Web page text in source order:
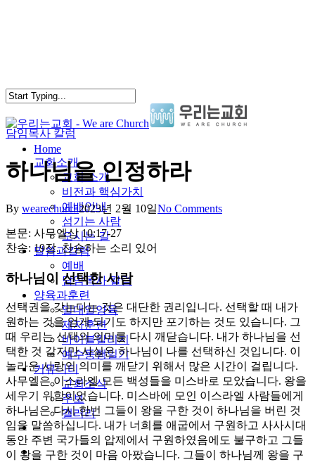
search
Menu
Home
교회소개
교회 소개
비전과 핵심가치
예배안내
섬기는 사람
오시는 길
말씀과칼럼
예배
담임목사 칼럼
양육과훈련
일대일양육
제자훈련
바이블칼리지
예수동행일기
커뮤니티
교회소식
주보
갤러리
youtube
soundcloud
search
담임목사 칼럼
하나님을 인정하라
By wearechurch2023년 2월 10일No Comments
본문: 사무엘상 10:17-27
찬송: 19장. 찬송하는 소리 있어
하나님이 선택한 사람
선택권을 갖는다는 것은 대단한 권리입니다. 선택할 때 내가
원하는 것을 얻게 되기도 하지만 포기하는 것도 있습니다. 그
때 우리는 선택의 의미를 다시 깨닫습니다. 내가 하나님을 선
택한 것 같지만 사실은 하나님이 나를 선택하신 것입니다. 이
놀라운 사랑의 의미를 깨닫기 위해서 많은 시간이 걸립니다.
사무엘은 이스라엘 모든 백성들을 미스바로 모았습니다. 왕을
세우기 위함이었습니다. 미스바에 모인 이스라엘 사람들에게
하나님은 다시 한번 그들이 왕을 구한 것이 하나님을 버린 것
임을 말씀하십니다. 내가 너희를 애굽에서 구원하고 사사시대
동안 주변 국가들의 압제에서 구원하였음에도 불구하고 그들
이 왕을 구한 것이 마음 아팠습니다. 그들이 하나님께 왕을 구